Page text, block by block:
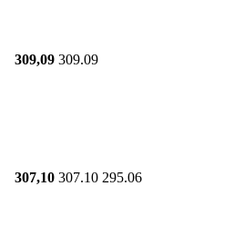
309,09 309.09
307,10 307.10 295.06